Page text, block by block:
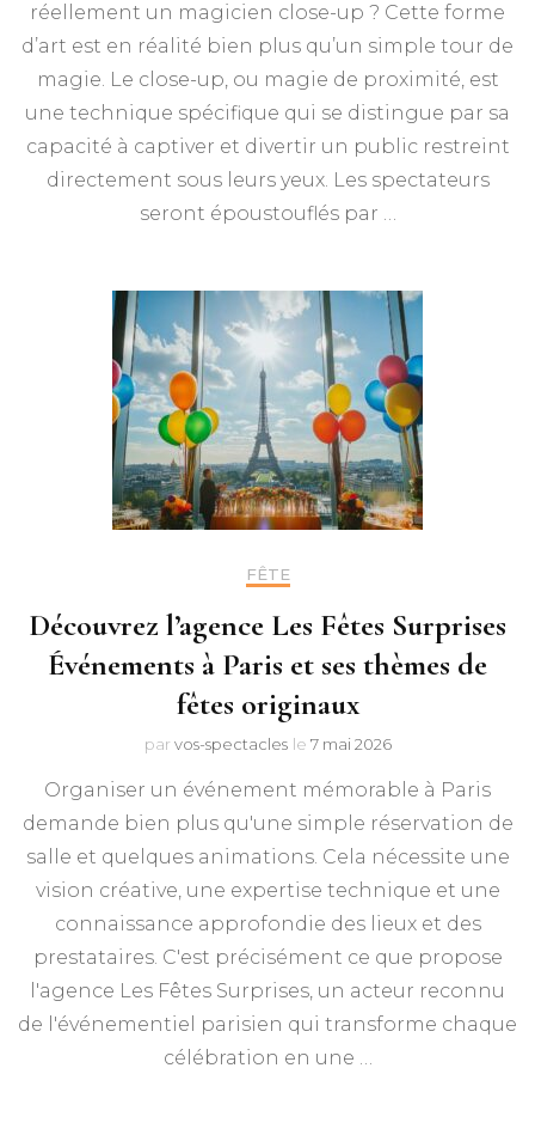
réellement un magicien close-up ? Cette forme
d’art est en réalité bien plus qu’un simple tour de
magie. Le close-up, ou magie de proximité, est
une technique spécifique qui se distingue par sa
capacité à captiver et divertir un public restreint
directement sous leurs yeux. Les spectateurs
seront époustouflés par …
FÊTE
Découvrez l’agence Les Fêtes Surprises
Événements à Paris et ses thèmes de
fêtes originaux
par vos-spectacles le 7 mai 2026
Organiser un événement mémorable à Paris
demande bien plus qu'une simple réservation de
salle et quelques animations. Cela nécessite une
vision créative, une expertise technique et une
connaissance approfondie des lieux et des
prestataires. C'est précisément ce que propose
l'agence Les Fêtes Surprises, un acteur reconnu
de l'événementiel parisien qui transforme chaque
célébration en une …